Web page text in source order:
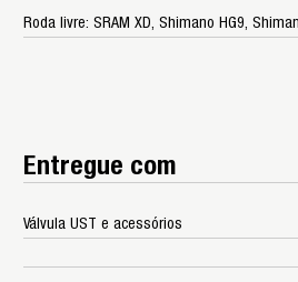
Roda livre: SRAM XD, Shimano HG9,
Entregue com
Válvula UST e acessórios